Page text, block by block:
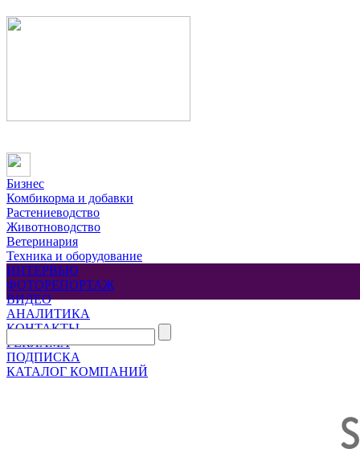
Бизнес
Комбикорма и добавки
Растениеводство
Животноводство
Ветеринария
Техника и оборудование
ИНТЕРВЬЮ
ФОТОРЕПОРТАЖ
ВИДЕО
АНАЛИТИКА
КОНТАКТЫ
РЕКЛАМА
ПОДПИСКА
КАТАЛОГ КОМПАНИЙ